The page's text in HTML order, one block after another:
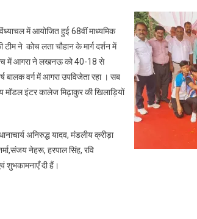
कबड्डी
में
आगरा
की
बालिकाएं
में आयोजित हुई 68वीं माध्यमिक
टीम ने कोच लता चौहान के मार्ग दर्शन में
मैच में आगरा ने लखनऊ को 40-18 से
बालक वर्ग में आगरा उपविजेता रहा । सब
मॉडल इंटर कालेज मिढ़ाकुर की खिलाड़ियों
अनिरुद्ध यादव, मंडलीय क्रीड़ा
नेहरू, हरपाल सिंह, रवि
शुभकामनाएँ दी हैं।